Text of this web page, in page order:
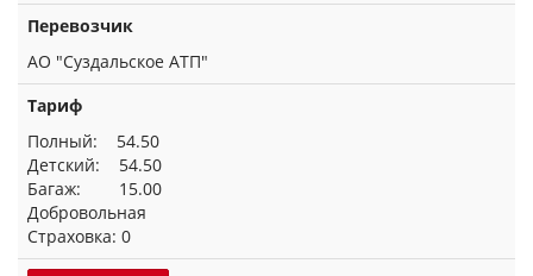
Перевозчик
АО "Суздальское АТП"
Тариф
Полный: 54.50
Детский: 54.50
Багаж: 15.00
Добровольная
Страховка: 0